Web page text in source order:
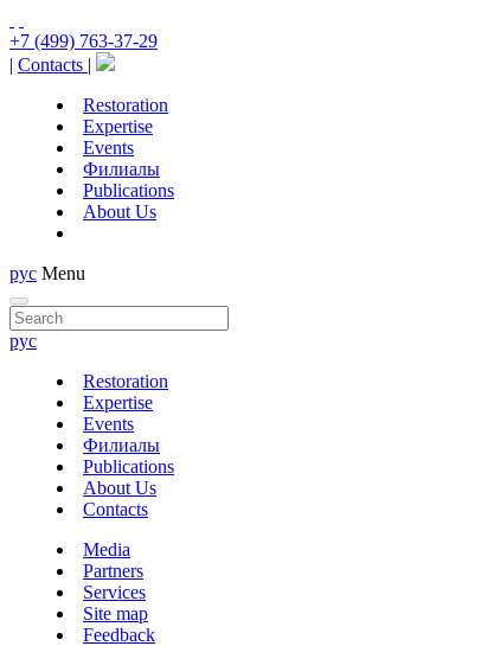
+7 (499) 763-37-29
| Contacts |
Restoration
Expertise
Events
Филиалы
Publications
About Us
рус Menu
рус
Restoration
Expertise
Events
Филиалы
Publications
About Us
Contacts
Media
Partners
Services
Site map
Feedback